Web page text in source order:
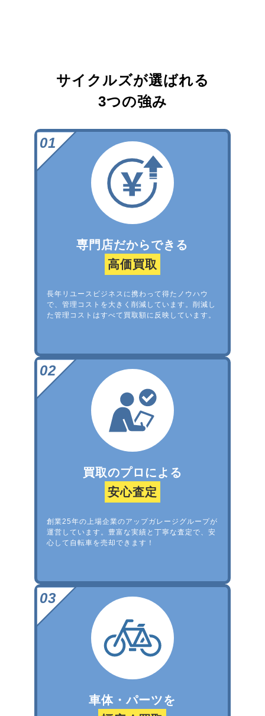
サイクルズが選ばれる
3つの強み
専門店だからできる
高価買取
長年リユースビジネスに携わって得たノウハウ
で、管理コストを大きく削減しています。削減し
た管理コストはすべて買取額に反映しています。
買取のプロによる
安心査定
創業25年の上場企業のアップガレージグループが
運営しています。豊富な実績と丁寧な査定で、安
心して自転車を売却できます！
車体・パーツを